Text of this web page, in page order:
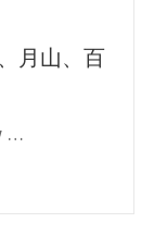
月山、百
…